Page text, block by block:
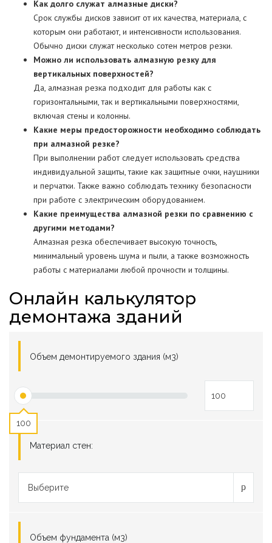
Как долго служат алмазные диски?
Срок службы дисков зависит от их качества, материала, с
которым они работают, и интенсивности использования.
Обычно диски служат несколько сотен метров резки.
Можно ли использовать алмазную резку для
вертикальных поверхностей?
Да, алмазная резка подходит для работы как с
горизонтальными, так и вертикальными поверхностями,
включая стены и колонны.
Какие меры предосторожности необходимо соблюдать
при алмазной резке?
При выполнении работ следует использовать средства
индивидуальной защиты, такие как защитные очки, наушники
и перчатки. Также важно соблюдать технику безопасности
при работе с электрическим оборудованием.
Какие преимущества алмазной резки по сравнению с
другими методами?
Алмазная резка обеспечивает высокую точность,
минимальный уровень шума и пыли, а также возможность
работы с материалами любой прочности и толщины.
Онлайн калькулятор
демонтажа зданий
Объем демонтируемого здания (м3)
100
Материал стен:
Выберите
Объем фундамента (м3)